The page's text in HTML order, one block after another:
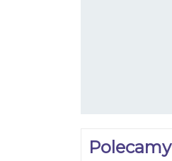
Polecamy